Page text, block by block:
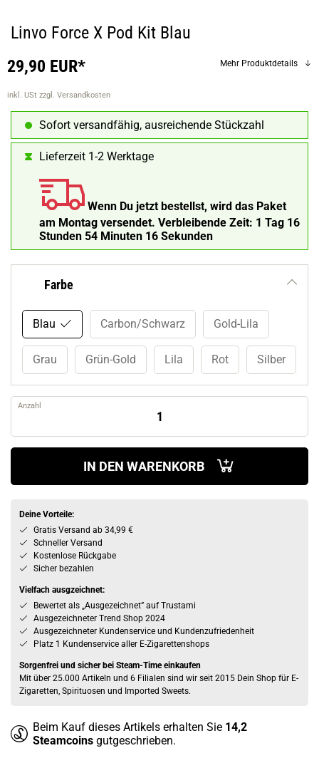
Linvo Force X Pod Kit Blau
29,90 EUR*
inkl. USt zzgl. Versandkosten
Mehr Produktdetails
Sofort versandfähig, ausreichende Stückzahl
Lieferzeit 1-2 Werktage
Wenn Du jetzt bestellst, wird das Paket
am Montag versendet. Verbleibende Zeit: 1 Tag 16
Stunden 54 Minuten 15 Sekunden
Farbe
Blau Carbon/Schwarz Gold-Lila
Grau Grün-Gold Lila Rot Silber
Anzahl
IN DEN WARENKORB
Deine Vorteile:
Gratis Versand ab 34,99 €
Schneller Versand
Kostenlose Rückgabe
Sicher bezahlen
Vielfach ausgzeichnet:
Bewertet als „Ausgezeichnet” auf Trustami
Ausgezeichneter Trend Shop 2024
Ausgezeichneter Kundenservice und Kundenzufriedenheit
Platz 1 Kundenservice aller E-Zigarettenshops
Sorgenfrei und sicher bei Steam-Time einkaufen
Mit über 25.000 Artikeln und 6 Filialen sind wir seit 2015 Dein Shop für E-
Zigaretten, Spirituosen und Imported Sweets.
Beim Kauf dieses Artikels erhalten Sie 14,2
Steamcoins gutgeschrieben.